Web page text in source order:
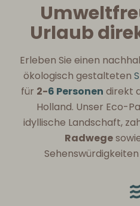
Urlaub
Erleben Sie einen
ökologisch gestalteten
für 2-6 Personen direkt
Holland. Unser Eco-
idyllische Landschaft,
Radwege